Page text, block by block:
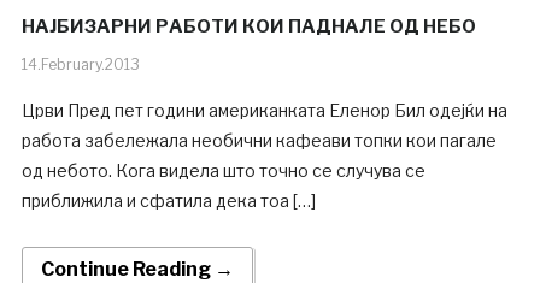
НАЈБИЗАРНИ РАБОТИ КОИ ПАДНАЛЕ ОД НЕБО
14.February.2013
Црви Пред пет години американката Еленор Бил одејќи на
работа забележала необични кафеави топки кои пагале
од небото. Кога видела што точно се случува се
приближила и сфатила дека тоа […]
Continue Reading →